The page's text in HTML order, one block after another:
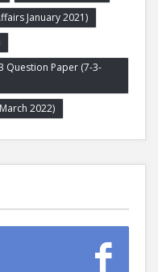
January 2021)
Question Paper (7-3-
2022)